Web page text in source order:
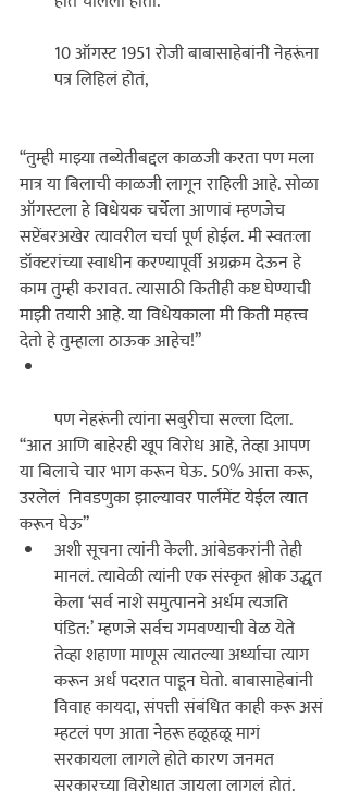
10 ऑगस्ट 1951 रोजी बाबासाहेबांनी नेहरूंना
पत्र लिहिलं होतं,
‘‘तुम्ही माझ्या तब्येतीबद्दल काळजी करता पण मला
मात्र या बिलाची काळजी लागून राहिली आहे. सोळा
ऑगस्टला हे विधेयक चर्चेला आणावं म्हणजेच
सप्टेंबरअखेर त्यावरील चर्चा पूर्ण होईल. मी स्वतःला
डॉक्टरांच्या स्वाधीन करण्यापूर्वी अग्रक्रम देऊन हे
काम तुम्ही करावत. त्यासाठी कितीही कष्ट घेण्याची
माझी तयारी आहे. या विधेयकाला मी किती महत्त्व
देतो हे तुम्हाला ठाऊक आहेच!’’
पण नेहरूंनी त्यांना सबुरीचा सल्ला दिला.
‘‘आत आणि बाहेरही खूप विरोध आहे, तेव्हा आपण
या बिलाचे चार भाग करून घेऊ. 50% आत्ता करू,
उरलेलं  निवडणुका झाल्यावर पार्लमेंट येईल त्यात
करून घेऊ’’
अशी सूचना त्यांनी केली. आंबेडकरांनी तेही
मानलं. त्यावेळी त्यांनी एक संस्कृत श्लोक उद्धृत
केला ‘सर्व नाशे समुत्पानने अर्धम त्यजति
पंडित:’ म्हणजे सर्वच गमवण्याची वेळ येते
तेव्हा शहाणा माणूस त्यातल्या अर्ध्याचा त्याग
करून अर्धं पदरात पाडून घेतो. बाबासाहेबांनी
विवाह कायदा, संपत्ती संबंधित काही करू असं
म्हटलं पण आता नेहरू हळूहळू मागं
सरकायला लागले होते कारण जनमत